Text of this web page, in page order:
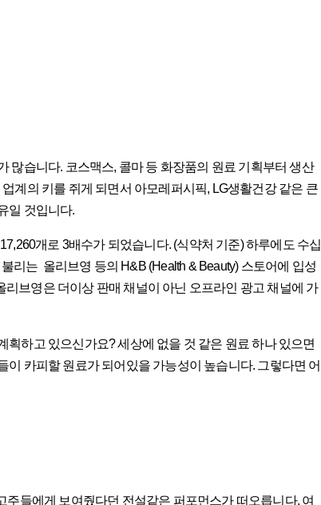
많습니다. 코스맥스, 콜마 등 화장품의 원료 기획부터 생산
계의 키를 쥐게 되면서 아모레퍼시픽, LG생활건강 같은 큰
일 것입니다.
개로 3배수가 되었습니다. (식약처 기준) 하루에도 수십
리는 올리브영 등의 H&B (Health & Beauty) 스토어에 입성
브영은 더이상 판매 채널이 아닌 오프라인 광고 채널에 가
하고 있으신가요? 세상에 없을 것 같은 원료 하나 있으면
카피할 원료가 되어있을 가능성이 높습니다. 그렇다면 어
주들에게 보여줬다던 전설같은 퍼포먼스가 떠오릅니다. 여